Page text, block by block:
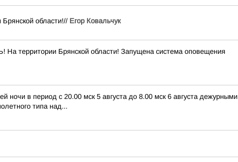
Брянской области!// Егор Ковальчук
территории Брянской области! Запущена система оповещения
в период с 20.00 мск 5 августа до 8.00 мск 6 августа
типа над...